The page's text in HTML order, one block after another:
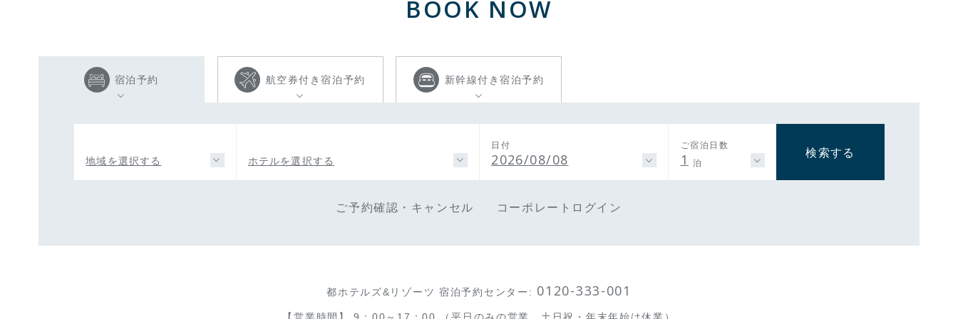
BOOK NOW
宿泊予約 航空券付き宿泊予約 新幹線付き宿泊予約
地域を選択する ホテルを選択する
日付
2026/08/08
ご宿泊日数
1 泊
検索する
ご予約確認・キャンセル コーポレートログイン
都ホテルズ&リゾーツ 宿泊予約センター : 0120-333-001